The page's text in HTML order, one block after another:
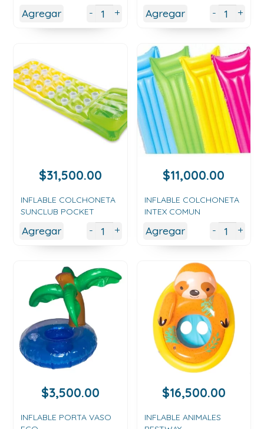
Agregar - + Agregar - +
$31,500.00
INFLABLE COLCHONETA
SUNCLUB POCKET
Agregar - +
$11,000.00
INFLABLE COLCHONETA
INTEX COMUN
Agregar - +
$3,500.00
INFLABLE PORTA VASO
$16,500.00
INFLABLE ANIMALES